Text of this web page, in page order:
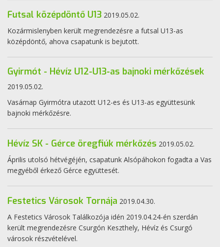
Futsal középdöntő U13 2019.05.02.
Kozármislenyben került megrendezésre a futsal U13-as
középdöntő, ahova csapatunk is bejutott.
Gyirmót - Hévíz U12-U13-as bajnoki mérkőzések
2019.05.02.
Vasárnap Gyirmótra utazott U12-es és U13-as együttesünk
bajnoki mérkőzésre.
Hévíz SK - Gérce öregfiúk mérkőzés 2019.05.02.
Április utolsó hétvégéjén, csapatunk Alsópáhokon fogadta a Vas
megyéből érkező Gérce együttesét.
Festetics Városok Tornája 2019.04.30.
A Festetics Városok Találkozója idén 2019.04.24-én szerdán
került megrendezésre Csurgón Keszthely, Hévíz és Csurgó
városok részvételével.